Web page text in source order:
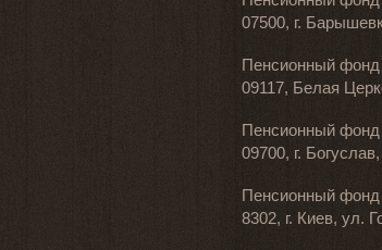
07500, г.
Пенсионный фонд
09117, Белая
Пенсионный фонд
09700, г.
Пенсионный фонд
8302, г. Киев, ул.